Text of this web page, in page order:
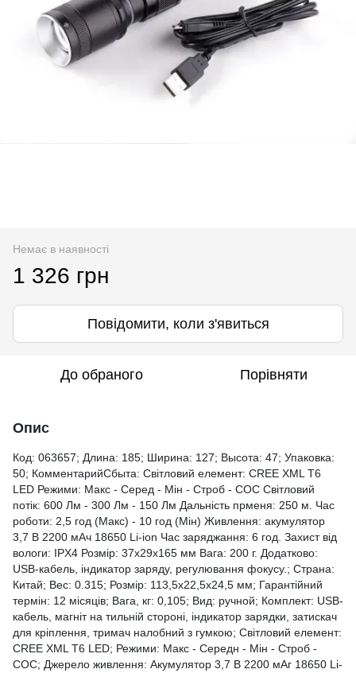
Немає в наявності
1 326 грн
Повідомити, коли з'явиться
До обраного Порівняти
Опис
Код: 063657; Длина: 185; Ширина: 127; Высота: 47; Упаковка:
50; КомментарийСбыта: Світловий елемент: CREE XML Т6
LED Режими: Макс - Серед - Мін - Строб - СОС Світловий
потік: 600 Лм - 300 Лм - 150 Лм Дальність прменя: 250 м. Час
роботи: 2,5 год (Макс) - 10 год (Мін) Живлення: акумулятор
3,7 В 2200 мАч 18650 Li-ion Час заряджання: 6 год. Захист від
вологи: IPX4 Розмір: 37x29x165 мм Вага: 200 г. Додатково:
USB-кабель, індикатор заряду, регулювання фокусу.; Страна:
Китай; Вес: 0.315; Розмір: 113,5х22,5х24,5 мм; Гарантійний
термін: 12 місяців; Вага, кг: 0,105; Вид: ручной; Комплект: USB-
кабель, магніт на тильній стороні, індикатор зарядки, затискач
для кріплення, тримач налобний з гумкою; Світловий елемент:
CREE XML Т6 LED; Режими: Макс - Середн - Мін - Строб -
СОС; Джерело живлення: Акумулятор 3,7 В 2200 мАг 18650 Li-